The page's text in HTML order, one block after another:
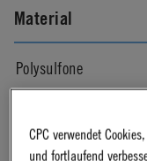
Material
Polysulfone
Material Finish
CPC verwendet
und fortlaufend